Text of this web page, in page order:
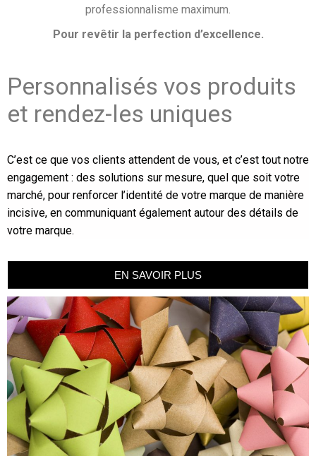
professionnalisme maximum.
Pour revêtir la perfection d’excellence.
Personnalisés vos produits
et rendez-les uniques
C’est ce que vos clients attendent de vous, et c’est tout notre
engagement : des solutions sur mesure, quel que soit votre
marché, pour renforcer l’identité de votre marque de manière
incisive, en communiquant également autour des détails de
votre marque.
EN SAVOIR PLUS